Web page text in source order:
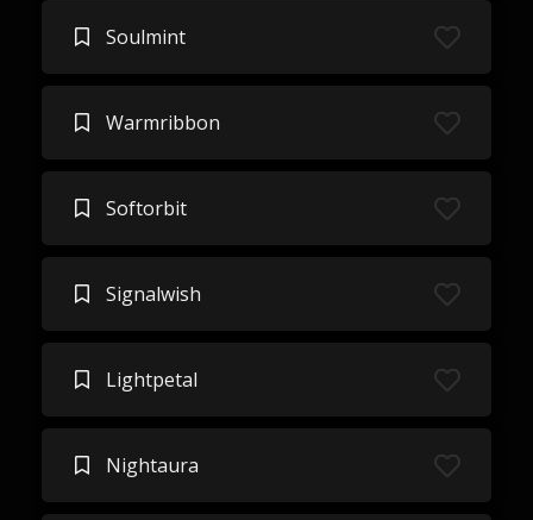
Soulmint
Warmribbon
Softorbit
Signalwish
Lightpetal
Nightaura